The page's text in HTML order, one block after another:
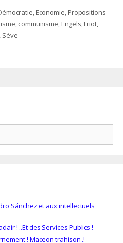
,Economie,Propositions
, communisme,Engels,Friot,
, Sève
Sánchez et aux intellectuels
! ..Et des Services Publics !
! Maceon trahison .!